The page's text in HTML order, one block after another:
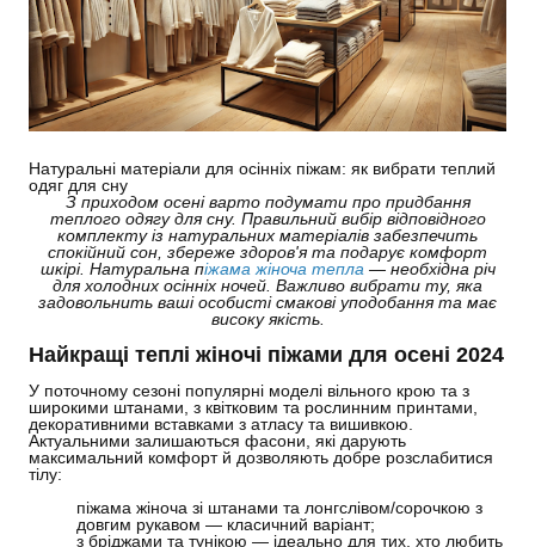
Натуральні матеріали для осінніх піжам: як вибрати теплий
одяг для сну
З приходом осені варто подумати про придбання
теплого одягу для сну. Правильний вибір відповідного
комплекту із натуральних матеріалів забезпечить
спокійний сон, збереже здоров'я та подарує комфорт
шкірі. Натуральна піжама жіноча тепла— необхідна річ
для холодних осінніх ночей. Важливо вибрати ту, яка
задовольнить ваші особисті смакові уподобання та має
високу якість.
Найкращі теплі жіночі піжами для осені 2024
У поточному сезоні популярні моделі вільного крою та з
широкими штанами, з квітковим та рослинним принтами,
декоративними вставками з атласу та вишивкою.
Актуальними залишаються фасони, які дарують
максимальний комфорт й дозволяють добре розслабитися
тілу:
піжама жіноча зі штанами та лонгслівом/сорочкою з
довгим рукавом — класичний варіант;
з бріджами та тунікою — ідеально для тих, хто любить